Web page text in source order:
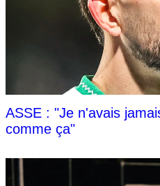
ASSE : "Je n'avais
comme ça"